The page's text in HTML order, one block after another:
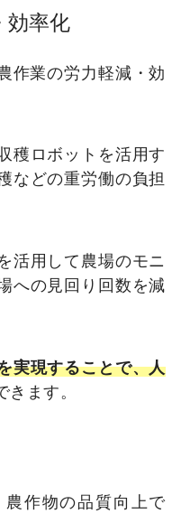
効率化
作業の労力軽減・効
穫ロボットを活用す
などの重労働の負担
活用して農場のモニ
への見回り回数を減
実現することで、人
きます。
作物の品質向上で